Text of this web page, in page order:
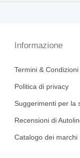
Informazione
Termini & Condizioni
Politica di privacy
Suggerimenti per la
Recensioni di
Catalogo dei marchi